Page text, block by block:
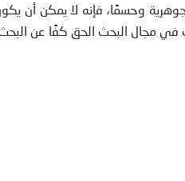
جوهرية وحسمًا، فإنه لا يمكن أن
مجال البحث الحق كفًا عن